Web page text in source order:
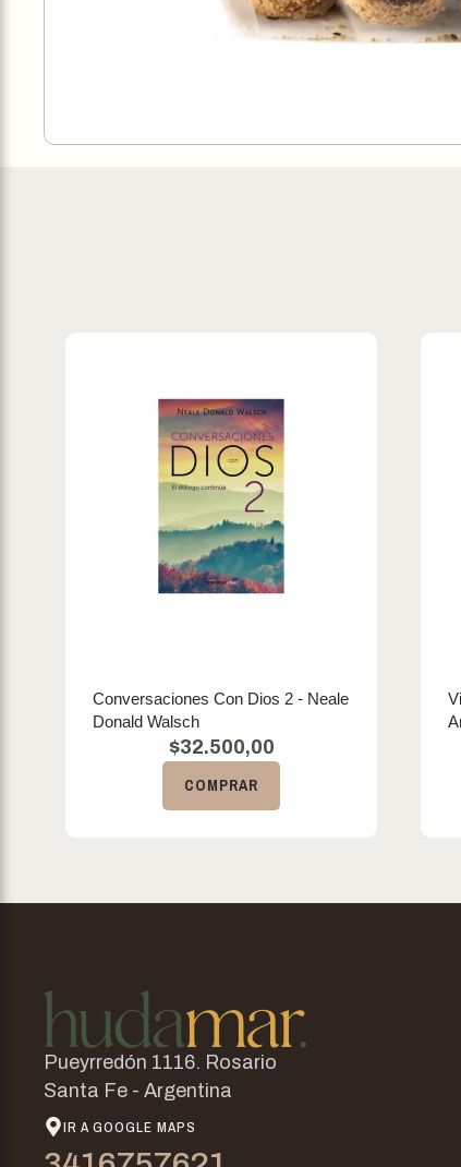
Conversaciones Con Dios 2 - Neale
Donald Walsch
$32.500,00
COMPRAR
Pueyrredón 1116. Rosario
Santa Fe - Argentina
IR A GOOGLE MAPS